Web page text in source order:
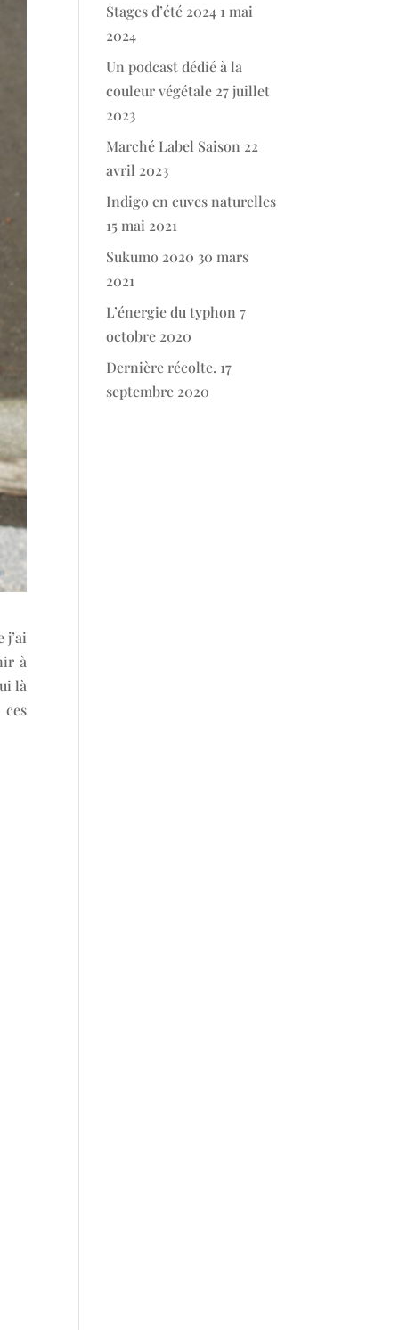
j’ai
à
là
Stages d’été 2024 1 mai
2024
Un podcast dédié à la
couleur végétale 27 juillet
2023
Marché Label Saison 22
avril 2023
Indigo en cuves naturelles
15 mai 2021
Sukumo 2020 30 mars
2021
L’énergie du typhon 7
octobre 2020
Dernière récolte. 17
septembre 2020